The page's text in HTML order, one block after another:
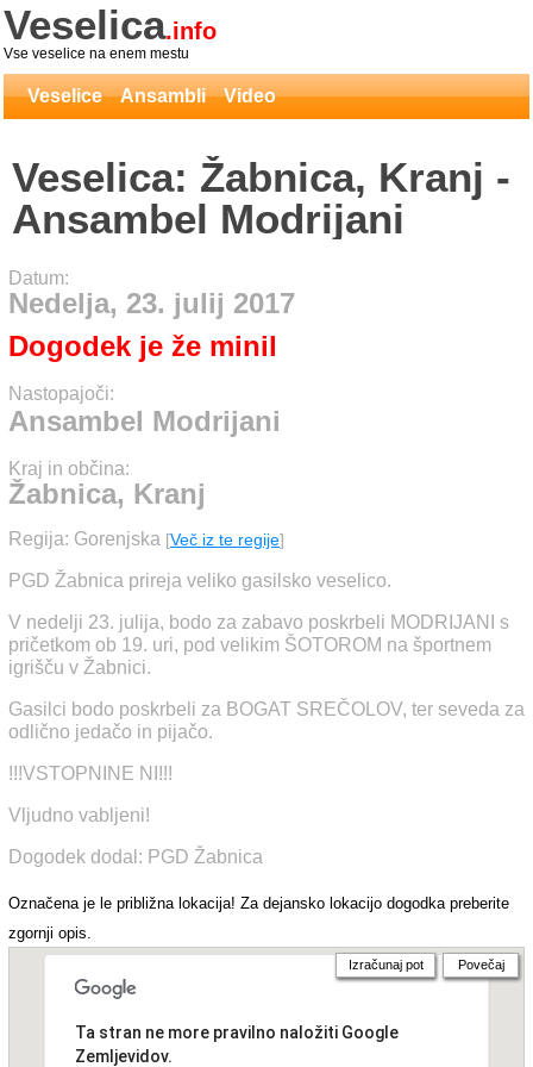
Veselica.info
Vse veselice na enem mestu
Veselice Ansambli Video
Veselica: Žabnica, Kranj -
Ansambel Modrijani
Datum:
Nedelja, 23. julij 2017
Dogodek je že minil
Nastopajoči:
Ansambel Modrijani
Kraj in občina:
Žabnica, Kranj
Regija: Gorenjska [Več iz te regije]
PGD Žabnica prireja veliko gasilsko veselico.
V nedelji 23. julija, bodo za zabavo poskrbeli MODRIJANI s
pričetkom ob 19. uri, pod velikim ŠOTOROM na športnem
igrišču v Žabnici.
Gasilci bodo poskrbeli za BOGAT SREČOLOV, ter seveda za
odlično jedačo in pijačo.
!!!VSTOPNINE NI!!!
Vljudno vabljeni!
Dogodek dodal: PGD Žabnica
Označena je le približna lokacija! Za dejansko lokacijo dogodka preberite
zgornji opis.
Ta stran ne more pravilno naložiti Google
Zemljevidov.
Izračunaj pot Povečaj